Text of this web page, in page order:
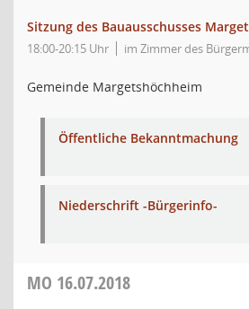
Sitzung des Bauausschusses
18:00-20:15 Uhr im Zimmer des
Gemeinde Margetshöchheim
Öffentliche Bekanntmachung
Niederschrift -Bürgerinfo-
MO 16.07.2018